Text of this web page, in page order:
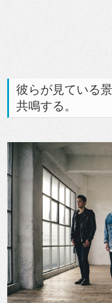
彼らが見ている
共鳴する。